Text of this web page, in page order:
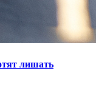
лишать